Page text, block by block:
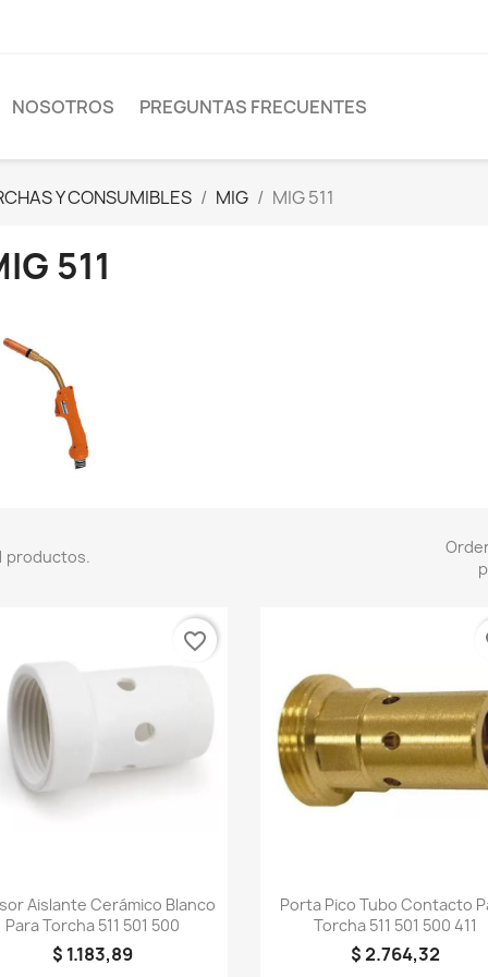
NOSOTROS PREGUNTAS FRECUENTES
Y CONSUMIBLES MIG MIG 511
511
productos.
Vista rápida
Aislante Cerámico Blanco
Para Torcha 511 501 500
$ 1.183,89
favorite_border
Vista rápida
Porta Pico Tubo Contacto
Torcha 511 501 500 411
$ 2.764,32